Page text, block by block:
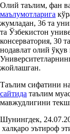
Олий таълим, фан
маълумотларига
жумладан, 36 та
та Ўзбекистон
консерватория, 30
нодавлат олий
жойлашган.
Таълим сифатини
сайтида таълим
мавжудлигини
Шунингдек,
халқаро эътироф